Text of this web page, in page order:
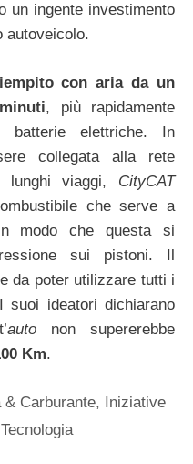
un ingente investimento
autoveicolo.
con aria da un
, più rapidamente
batterie elettriche. In
collegata alla rete
viaggi, CityCAT
che serve a
modo che questa si
sui pistoni. Il
da poter utilizzare tutti i
suoi ideatori dichiarano
auto non supererebbe
Km.
& Carburante, Iniziative
Tecnologia